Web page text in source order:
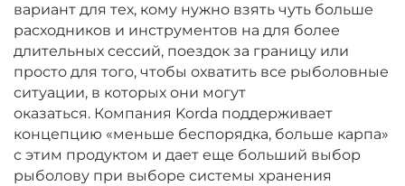
вариант для тех, кому нужно взять чуть больше
расходников и инструментов на для более
длительных сессий, поездок за границу или
просто для того, чтобы охватить все рыболовные
ситуации, в которых они могут
оказаться. Компания Korda поддерживает
концепцию «меньше беспорядка, больше карпа»
с этим продуктом и дает еще больший выбор
рыболову при выборе системы хранения